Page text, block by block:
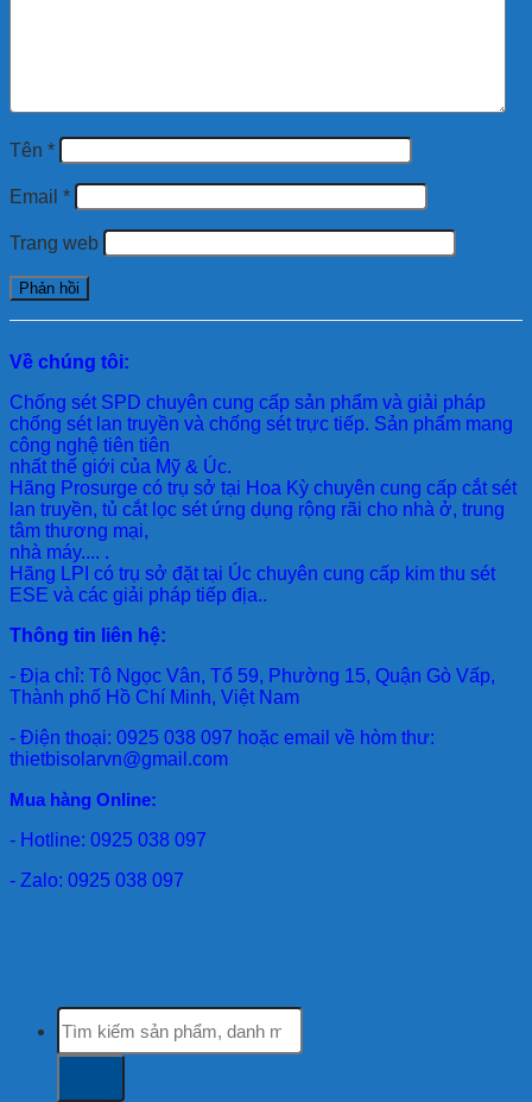
Tên *
Email *
Trang web
Về chúng tôi:
Chống sét SPD chuyên cung cấp sản phẩm và giải pháp
chống sét lan truyền và chống sét trực tiếp. Sản phẩm mang
công nghệ tiên tiên
nhất thế giới của Mỹ & Úc.
Hãng Prosurge có trụ sở tại Hoa Kỳ chuyên cung cấp cắt sét
lan truyền, tủ cắt lọc sét ứng dụng rộng rãi cho nhà ở, trung
tâm thương mại,
nhà máy.... .
Hãng LPI có trụ sở đặt tại Úc chuyên cung cấp kim thu sét
ESE và các giải pháp tiếp địa..
Thông tin liên hệ:
- Địa chỉ: Tô Ngọc Vân, Tổ 59, Phường 15, Quận Gò Vấp,
Thành phố Hồ Chí Minh, Việt Nam
- Điện thoại: 0925 038 097 hoặc email về hòm thư:
thietbisolarvn@gmail.com
Mua hàng Online:
- Hotline: 0925 038 097
- Zalo: 0925 038 097
Tìm
kiếm: